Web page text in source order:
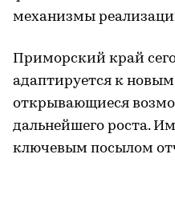
механизмы
Приморский край
адаптируется к новым
открывающиеся
дальнейшего роста.
ключевым посылом